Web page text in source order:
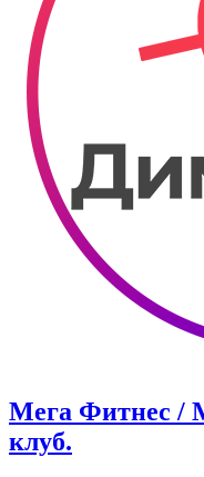
Мега Фитнес /
клуб.